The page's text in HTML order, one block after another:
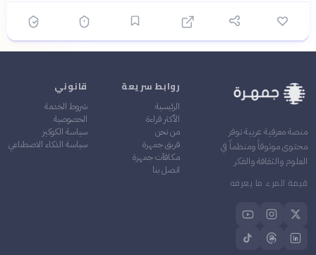
منصة معرفية عربية توفر
محتوى موثوقاً ومنظماً في
العلوم والثقافة والفكر
قيمة المرء ما يعرفه
روابط سريعة
الرئيسية
الأكثر قراءة
من نحن
فريق جمهرة
مكافآت جمهرة
اتصل بنا
قانوني
شروط الخدمة
الخصوصية
سياسة الكوكيز
سياسة الذكاء الاصطناعي